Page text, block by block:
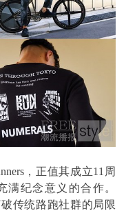
，正值其成立11周
纪念意义的合作。
传统路跑社群的局限